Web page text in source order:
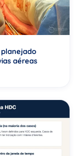
aéreas